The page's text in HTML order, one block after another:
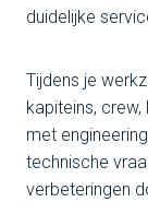
duidelijke
Tijdens je
kapiteins,
met
technische
verbeteringen